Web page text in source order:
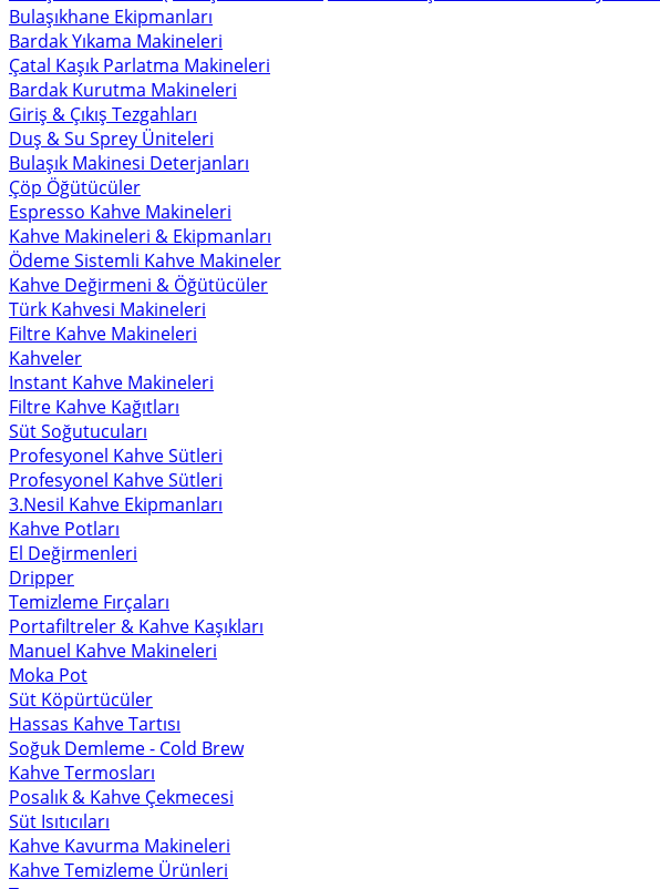
Bulaşıkhane Ekipmanları
Bardak Yıkama Makineleri
Çatal Kaşık Parlatma Makineleri
Bardak Kurutma Makineleri
Giriş & Çıkış Tezgahları
Duş & Su Sprey Üniteleri
Bulaşık Makinesi Deterjanları
Çöp Öğütücüler
Espresso Kahve Makineleri
Kahve Makineleri & Ekipmanları
Ödeme Sistemli Kahve Makineler
Kahve Değirmeni & Öğütücüler
Türk Kahvesi Makineleri
Filtre Kahve Makineleri
Kahveler
Instant Kahve Makineleri
Filtre Kahve Kağıtları
Süt Soğutucuları
Profesyonel Kahve Sütleri
Profesyonel Kahve Sütleri
3.Nesil Kahve Ekipmanları
Kahve Potları
El Değirmenleri
Dripper
Temizleme Fırçaları
Portafiltreler & Kahve Kaşıkları
Manuel Kahve Makineleri
Moka Pot
Süt Köpürtücüler
Hassas Kahve Tartısı
Soğuk Demleme - Cold Brew
Kahve Termosları
Posalık & Kahve Çekmecesi
Süt Isıtıcıları
Kahve Kavurma Makineleri
Kahve Temizleme Ürünleri